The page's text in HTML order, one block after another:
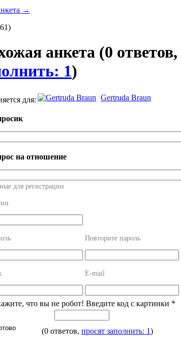
→
анкета (0 ответов,
1)
для: Gertruda Braun
на отношение
для регистрации
Повторите пароль
E-mail
что вы не робот! Введите код с картинки *
(0 ответов, просят заполнить: 1)